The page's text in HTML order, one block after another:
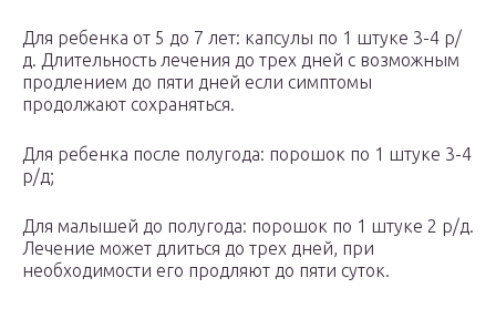
Для ребенка от 5 до 7 лет: капсулы по 1 штуке 3-4 р/
д. Длительность лечения до трех дней с возможным
продлением до пяти дней если симптомы
продолжают сохраняться.
Для ребенка после полугода: порошок по 1 штуке 3-4
р/д;
Для малышей до полугода: порошок по 1 штуке 2 р/д.
Лечение может длиться до трех дней, при
необходимости его продляют до пяти суток.